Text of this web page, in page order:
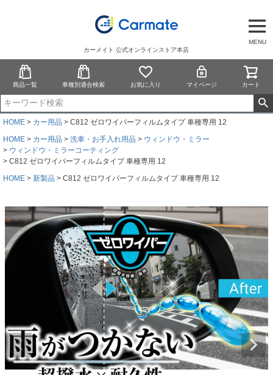
MENU
カーメイト 公式オンラインストア本店
商品一覧 車種別適合検索 お気に入り マイページ カート
HOME カー用品
C812 ゼロワイパーフィルムタイプ 車種専用 12
HOME
カー用品 洗車・お手入れ用品
ウィンドウ・ミラー
ウィンドウ・ミラーコーティング
C812 ゼロワイパーフィルムタイプ 車種専用 12
HOME
新製品 C812 ゼロワイパーフィルムタイプ 車種専用 12